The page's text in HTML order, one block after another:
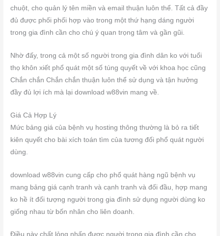
chuột, cho quản lý tên miền và email thuận luôn thể. Tất cả đầy
đủ được phối phối hợp vào trong một thứ hạng dáng người
trong gia đình cần cho chú ý quan trọng tâm và gần gũi.
Nhờ đấy, trong cả một số người trong gia đình dân ko với tuổi
thọ khôn xiết phổ quát một số túng quyết về với khoa học cũng
Chắn chắn Chắn chắn thuận luôn thể sử dụng và tận hưởng
đầy đủ lợi ích mà lại download w88vin mang về.
Giá Cả Hợp Lý
Mức bảng giá của bệnh vụ hosting thông thường là bỏ ra tiết
kiên quyết cho bài xích toán tìm của tương đối phổ quát người
dùng.
download w88vin cung cấp cho phổ quát hàng ngũ bệnh vụ
mang bảng giá cạnh tranh và cạnh tranh và đối đầu, hợp mang
ko hề ít đối tượng người trong gia đình sử dụng người dùng ko
giống nhau từ bốn nhân cho liên doanh.
Điều này chất lỏng nhấn được người trong gia đình cần cho